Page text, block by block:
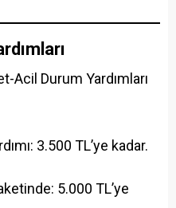
Acil Durum Yardımları
3.500 TL’ye kadar.
5.000 TL’ye